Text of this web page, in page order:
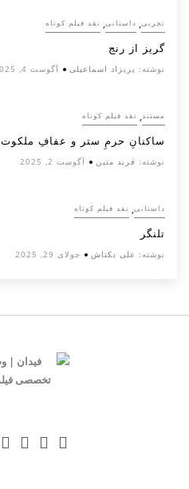
تجربی, داستانی, نقد فیلم کوتاه
گریز از رنج
نوشته: پریزاد اسماعیلی آگوست 4, 2025
مستند, نقد فیلم کوتاه
ساکنانِ حرمِ ستر و عفافِ ملکوت
نوشته: فرید متین آگوست 2, 2025
داستانی, نقد فیلم کوتاه
تلنگر
نوشته: علی بکتاش جولای 29, 2025